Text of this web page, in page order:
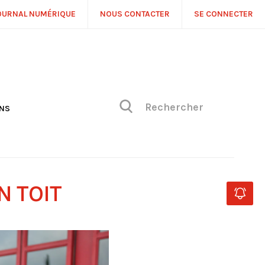
NUMÉRIQUE NOUS CONTACTER SE CONNECTER
TOIT